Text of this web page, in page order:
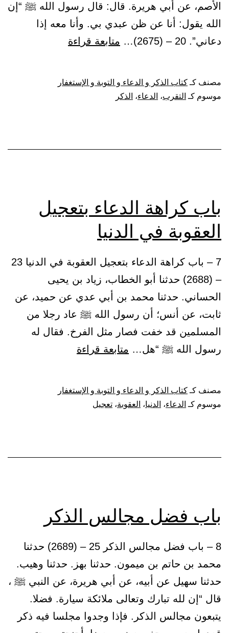
الأصم، عن أبي هريرة. قال: قال رسول الله ﷺ “إن
الله يقول: أنا عن ظن عبدي بي. وأنا معه إذا
دعاني”. 20 – (2675)…
متابعة قراءة
مصنف كـ كتاب الذكر و الدعاء و التوبة و الإستغفار
موسوم كـ التقرب، الدعاء، الذكر
باب كراهة الدعاء بتعجيل
العقوبة في الدنيا
7 – باب كراهة الدعاء بتعجيل العقوبة في الدنيا 23
– (2688) حدثنا أبو الخطاب، زياد بن يحيى
الحساني. حدثنا محمد بن أبي عدي عن حميد، عن
ثابت، عن أنس؛ أن رسول الله ﷺ عاد رجلا من
المسلمين قد خفت فصار مثل الفرخ. فقال له
رسول الله ﷺ “هل… متابعة قراءة
مصنف كـ كتاب الذكر و الدعاء و التوبة و الإستغفار
موسوم كـ الدعاء، الدنيا، العقوبة، تعجيل
باب فضل مجالس الذكر
8 – باب فضل مجالس الذكر 25 – (2689) حدثنا
محمد بن حاتم بن ميمون. حدثنا بهز. حدثنا وهيب.
حدثنا سهيل عن أبيه، عن أبي هريرة، عن النبي ﷺ ،
قال “إن لله تبارك وتعالى ملائكة سيارة. فضلا.
يتبعون مجالس الذكر. فإذا وجدوا مجلسا فيه ذكر